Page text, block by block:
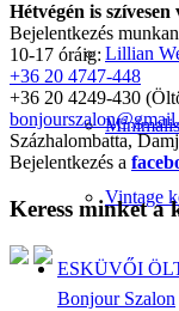
Lillian
Vintage
ESKÜVŐI
Hétvégén is
Bejelentkezés
10-17 óráig:
+36 20 4747-448
+36 20 4249-430
Százhalombatta,
Bejelentkezés a
Keress minket a
Bonjour Szalon